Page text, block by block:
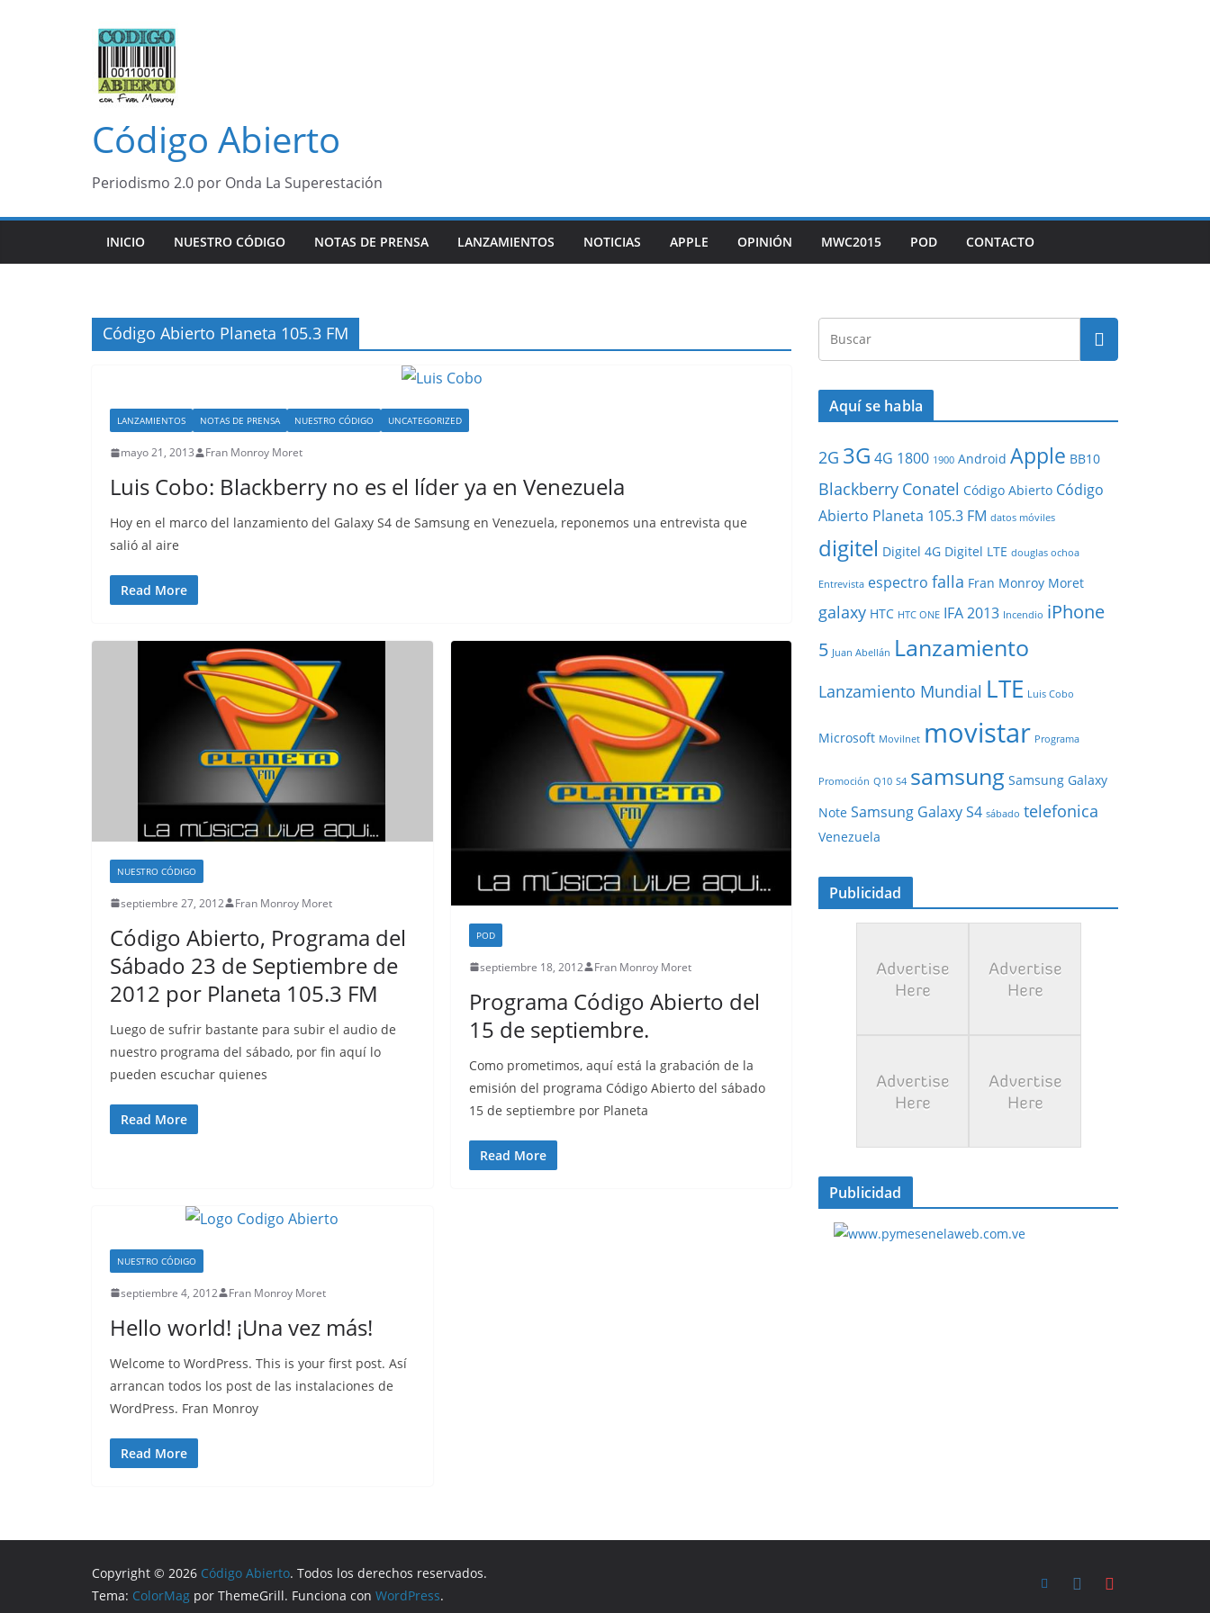
Código Abierto
Periodismo 2.0 por Onda La Superestación
INICIO NUESTRO CÓDIGO NOTAS DE PRENSA LANZAMIENTOS NOTICIAS APPLE OPINIÓN MWC2015 POD CONTACTO
Código Abierto Planeta 105.3 FM
LANZAMIENTOS NOTAS DE PRENSA NUESTRO CÓDIGO UNCATEGORIZED
mayo 21, 2013 Fran Monroy Moret
Luis Cobo: Blackberry no es el líder ya en Venezuela
Hoy en el marco del lanzamiento del Galaxy S4 de Samsung en Venezuela, reponemos una entrevista que
salió al aire
Read More
NUESTRO CÓDIGO
septiembre 27, 2012 Fran Monroy Moret
Código Abierto, Programa del
Sábado 23 de Septiembre de
2012 por Planeta 105.3 FM
Luego de sufrir bastante para subir el audio de
nuestro programa del sábado, por fin aquí lo
pueden escuchar quienes
Read More
POD
septiembre 18, 2012 Fran Monroy Moret
Programa Código Abierto del
15 de septiembre.
Como prometimos, aquí está la grabación de la
emisión del programa Código Abierto del sábado
15 de septiembre por Planeta
Read More
NUESTRO CÓDIGO
septiembre 4, 2012 Fran Monroy Moret
Hello world! ¡Una vez más!
Welcome to WordPress. This is your first post. Así
arrancan todos los post de las instalaciones de
WordPress. Fran Monroy
Read More
Aquí se habla
2G 3G 4G 1800 1900 Android Apple BB10
Blackberry Conatel Código Abierto Código
Abierto Planeta 105.3 FM datos móviles
digitel Digitel 4G Digitel LTE douglas ochoa
Entrevista espectro falla Fran Monroy Moret
galaxy HTC HTC ONE IFA 2013 Incendio iPhone
5 Juan Abellán Lanzamiento
Lanzamiento Mundial LTE Luis Cobo
Microsoft Movilnet movistar Programa
Promoción Q10 S4 samsung Samsung Galaxy
Note Samsung Galaxy S4 sábado telefonica
Venezuela
Publicidad
Publicidad
Copyright © 2026 Código Abierto. Todos los derechos reservados.
Tema: ColorMag por ThemeGrill. Funciona con WordPress.